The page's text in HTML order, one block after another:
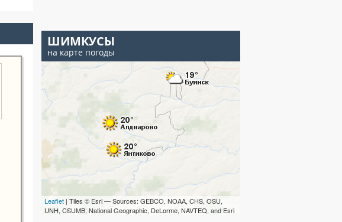
ШИМКУСЫ
на карте погоды
Leaflet | Tiles © Esri — Sources: GEBCO, NOAA, CHS, OSU,
UNH, CSUMB, National Geographic, DeLorme, NAVTEQ, and Esri